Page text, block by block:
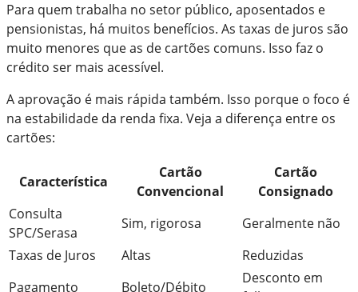
Para quem trabalha no setor público, aposentados e
pensionistas, há muitos benefícios. As taxas de juros são
muito menores que as de cartões comuns. Isso faz o
crédito ser mais acessível.
A aprovação é mais rápida também. Isso porque o foco é
na estabilidade da renda fixa. Veja a diferença entre os
cartões:
Característica
Cartão
Convencional
Cartão
Consignado
Consulta
SPC/Serasa
Sim, rigorosa
Geralmente não
Taxas de Juros
Altas
Reduzidas
Pagamento
Boleto/Débito
Desconto em